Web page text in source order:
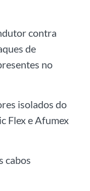
contra
de
no
isolados do
Flex e Afumex
cabos